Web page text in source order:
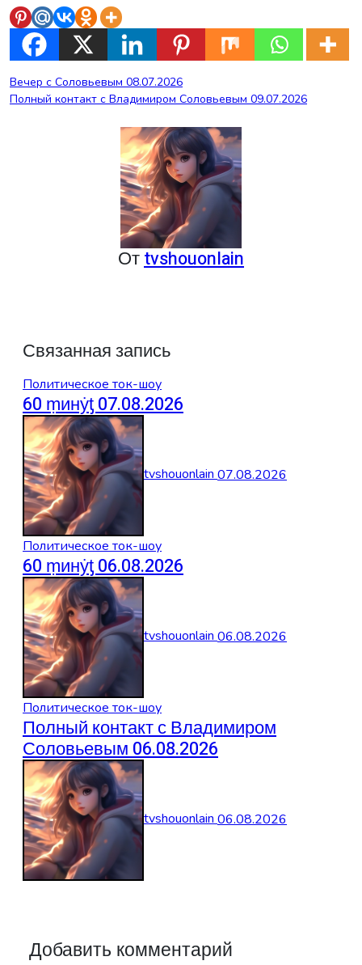
Навигация
по
Вечер с Соловьевым 08.07.2026
Полный контакт с Владимиром Соловьевым 09.07.2026
Отtvshouonlain
Связанная запись
Политическое ток-шоу
60 ṃинẏƫ 07.08.2026
tvshouonlain07.08.2026
Политическое ток-шоу
60 ṃинẏƫ 06.08.2026
tvshouonlain06.08.2026
Политическое ток-шоу
Полный контакт с Владимиром
Соловьевым 06.08.2026
tvshouonlain06.08.2026
Добавить комментарий